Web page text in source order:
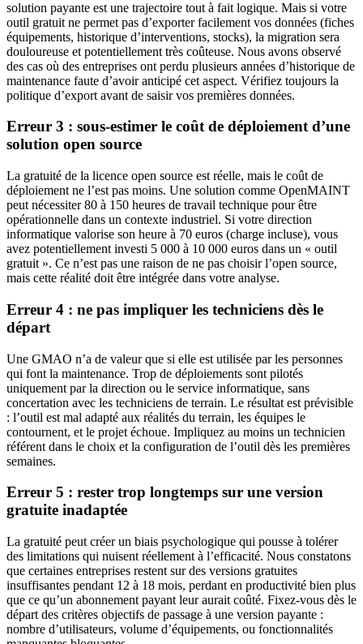
solution payante est une trajectoire tout à fait logique. Mais si votre
outil gratuit ne permet pas d’exporter facilement vos données (fiches
équipements, historique d’interventions, stocks), la migration sera
douloureuse et potentiellement très coûteuse. Nous avons observé
des cas où des entreprises ont perdu plusieurs années d’historique de
maintenance faute d’avoir anticipé cet aspect. Vérifiez toujours la
politique d’export avant de saisir vos premières données.
Erreur 3 : sous-estimer le coût de déploiement d’une
solution open source
La gratuité de la licence open source est réelle, mais le coût de
déploiement ne l’est pas moins. Une solution comme OpenMAINT
peut nécessiter 80 à 150 heures de travail technique pour être
opérationnelle dans un contexte industriel. Si votre direction
informatique valorise son heure à 70 euros (charge incluse), vous
avez potentiellement investi 5 000 à 10 000 euros dans un « outil
gratuit ». Ce n’est pas une raison de ne pas choisir l’open source,
mais cette réalité doit être intégrée dans votre analyse.
Erreur 4 : ne pas impliquer les techniciens dès le
départ
Une GMAO n’a de valeur que si elle est utilisée par les personnes
qui font la maintenance. Trop de déploiements sont pilotés
uniquement par la direction ou le service informatique, sans
concertation avec les techniciens de terrain. Le résultat est prévisible
: l’outil est mal adapté aux réalités du terrain, les équipes le
contournent, et le projet échoue. Impliquez au moins un technicien
référent dans le choix et la configuration de l’outil dès les premières
semaines.
Erreur 5 : rester trop longtemps sur une version
gratuite inadaptée
La gratuité peut créer un biais psychologique qui pousse à tolérer
des limitations qui nuisent réellement à l’efficacité. Nous constatons
que certaines entreprises restent sur des versions gratuites
insuffisantes pendant 12 à 18 mois, perdant en productivité bien plus
que ce qu’un abonnement payant leur aurait coûté. Fixez-vous dès le
départ des critères objectifs de passage à une version payante :
nombre d’utilisateurs, volume d’équipements, ou fonctionnalités